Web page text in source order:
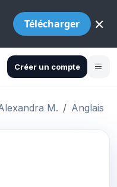
Télécharger ×
Créer un compte
M. Anglais